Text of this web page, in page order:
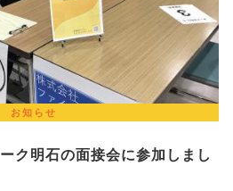
お知らせ
ク明石の面接会に参加しまし